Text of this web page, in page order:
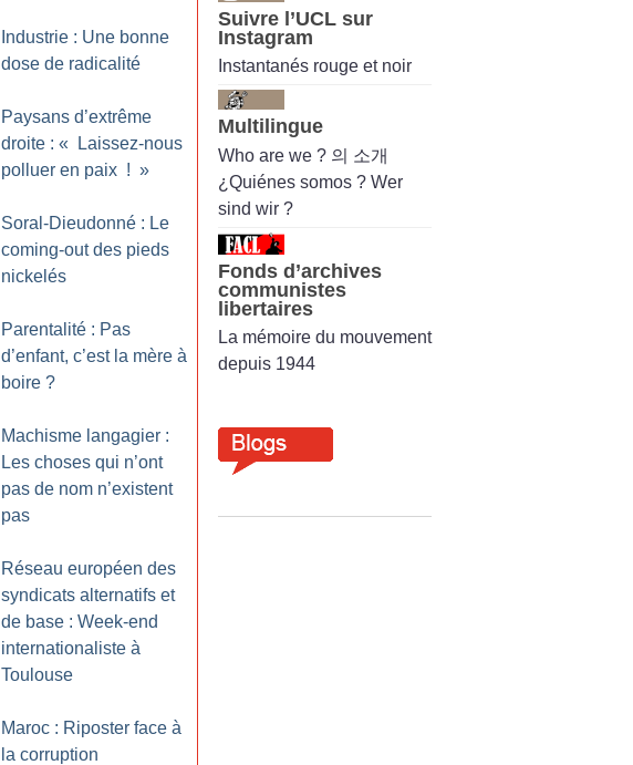
Industrie : Une bonne
dose de radicalité
Paysans d’extrême
droite : «
Laissez-nous
polluer en paix ! »
Soral-Dieudonné : Le
coming-out des pieds
nickelés
Parentalité : Pas
d’enfant, c’est la mère à
boire ?
Machisme langagier :
Les choses qui n’ont
pas de nom n’existent
pas
Réseau européen des
syndicats alternatifs et
de base : Week-end
internationaliste à
Toulouse
Maroc : Riposter face à
la corruption
Suivre l’UCL sur
Instagram
Instantanés rouge et noir
Multilingue
Who are we ? 의 소개
¿Quiénes somos ? Wer
sind wir ?
Fonds d’archives
communistes
libertaires
La mémoire du mouvement
depuis 1944